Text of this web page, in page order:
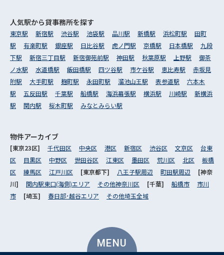
MENU
人気駅から貸事務所を探す
東京駅 新宿駅 渋谷駅 池袋駅 品川駅 新橋駅 浜松町駅
田町
駅
有楽町駅 銀座駅 日比谷駅 虎ノ門駅 京橋駅 日本橋駅
九段
下駅
新宿三丁目駅 新宿御苑前駅 神田駅 秋葉原駅 上野駅
御茶
ノ水駅
水道橋駅 飯田橋駅 四ツ谷駅 市ケ谷駅 恵比寿駅
赤坂見
附駅
大手町駅 麹町駅 永田町駅 溜池山王駅 表参道駅
六本木
駅
五反田駅 千葉駅 船橋駅 海浜幕張駅 横浜駅 川崎駅
新横浜
駅
関内駅 桜木町駅 みなとみらい駅
物件アーカイブ
[東京23区] 千代田区 中央区 港区 新宿区 渋谷区 文京区
台東
区
目黒区 中野区 世田谷区 江東区 墨田区 荒川区 北区
板橋
区
練馬区 江戸川区 [東京都下] 八王子駅周辺 町田駅周辺
[神奈
川] 関内駅東口(海側)エリア その他神奈川区 [千葉] 船橋市
市川
市
[埼玉] 春日部･越谷エリア その他埼玉全域